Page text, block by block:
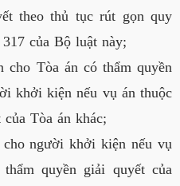
theo thủ tục rút gọn quy
của Bộ luật này;
cho Tòa án có thẩm quyền
khởi kiện nếu vụ án thuộc
Tòa án khác;
người khởi kiện nếu vụ
quyền giải quyết của